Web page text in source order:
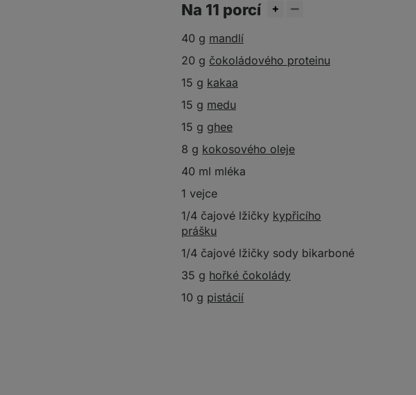
Na 11 porcí
40 g mandlí
20 g čokoládového proteinu
15 g kakaa
15 g medu
15 g ghee
8 g kokosového oleje
40 ml mléka
1 vejce
1/4 čajové lžičky kypřicího
prášku
1/4 čajové lžičky sody bikarboné
35 g hořké čokolády
10 g pistácií